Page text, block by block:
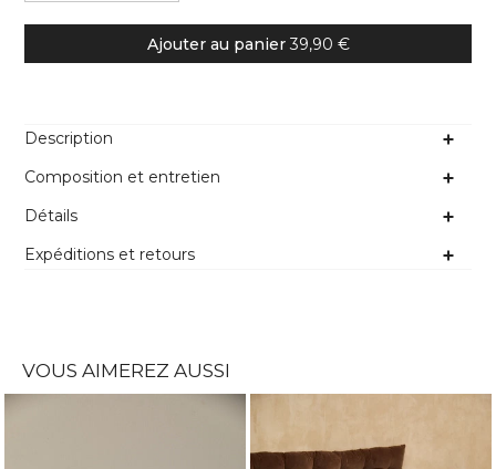
Ajouter au panier 39,90 €
Description
Composition et entretien
Détails
Expéditions et retours
VOUS AIMEREZ AUSSI